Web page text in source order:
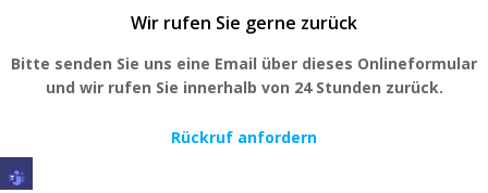
Wir rufen Sie gerne zurück
Bitte senden Sie uns eine Email über dieses Onlineformular
und wir rufen Sie innerhalb von 24 Stunden zurück.
Rückruf anfordern